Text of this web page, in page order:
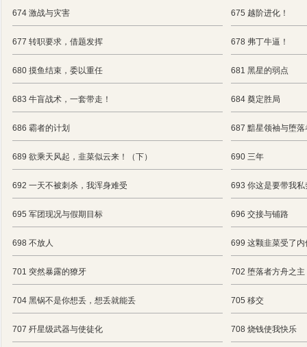
674 激战与灾害 675 越阶进化！
677 转职要求，借题发挥 678 弗丁牛逼！
680 摸鱼结束，委以重任 681 黑星的弱点
683 牛盲战术，一套带走！ 684 奠定胜局
686 霸者的计划 687 黯星领袖与堕落
689 欲乘天风起，韭菜似云来！（下） 690 三年
692 一天不被刺杀，我浑身难受 693 你这是要带我私
695 军团现况与假期目标 696 交接与铺路
698 不放人 699 这颗韭菜受了
701 突然暴露的獠牙 702 堕落者方舟之主
704 黑锅不是你想丢，想丢就能丢 705 移交
707 歼星级武器与使徒化 708 烧钱使我快乐